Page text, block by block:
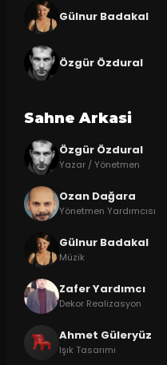
Gülnur Badakal
Özgür Özdural
Sahne Arkasi
Özgür Özdural
Yazar / Yönetmen
Ozan Dağara
Yönetmen Yardımcısı
Gülnur Badakal
Müzik
Zafer Yardımcı
Dekor Realizasyon
Ahmet Güleryüz
Işık Tasarımı